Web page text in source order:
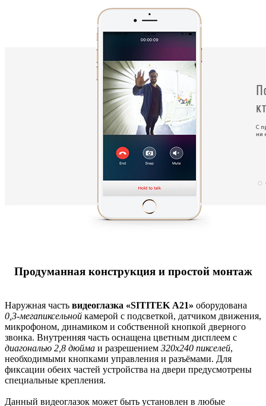
Продуманная конструкция и простой монтаж
Наружная часть видеоглазка «SITITEK А21» оборудована
0,3-мегапиксельной камерой с подсветкой, датчиком движения,
микрофоном, динамиком и собственной кнопкой дверного
звонка. Внутренняя часть оснащена цветным дисплеем с
диагональю 2,8 дюйма и разрешением 320х240 пикселей,
необходимыми кнопками управления и разъёмами. Для
фиксации обеих частей устройства на двери предусмотрены
специальные крепления.
Данный видеоглазок может быть установлен в любые